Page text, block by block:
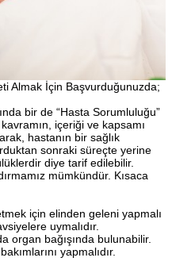
Almak İçin Başvurduğunuzda;
bir de “Hasta Sorumluluğu”
içeriği ve kapsamı
hastanın bir sağlık
sonraki süreçte yerine
diye tarif edilebilir.
mümkündür. Kısaca
için elinden geleni yapmalı
uymalıdır.
organ bağışında bulunabilir.
yapmalıdır.